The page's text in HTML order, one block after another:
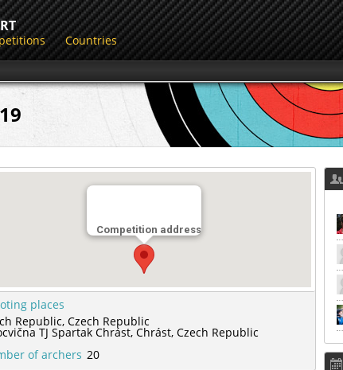
Countries
Competition address
places
Republic,Czech Republic
TJ Spartak Chrást,Chrást,Czech Republic
of archers 20